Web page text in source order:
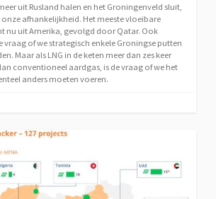
uit Rusland halen en het Groningenveld sluit,
afhankelijkheid. Het meeste vloeibare
nu uit Amerika, gevolgd door Qatar. Ook
vraag of we strategisch enkele Groningse putten
Maar als LNG in de keten meer dan zes keer
conventioneel aardgas, is de vraag of we het
anders moeten voeren.